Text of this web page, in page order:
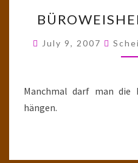
July 9, 2007
Manchmal darf man
hängen.